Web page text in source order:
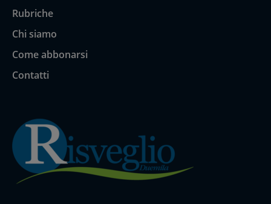
Rubriche
Chi siamo
Come abbonarsi
Contatti